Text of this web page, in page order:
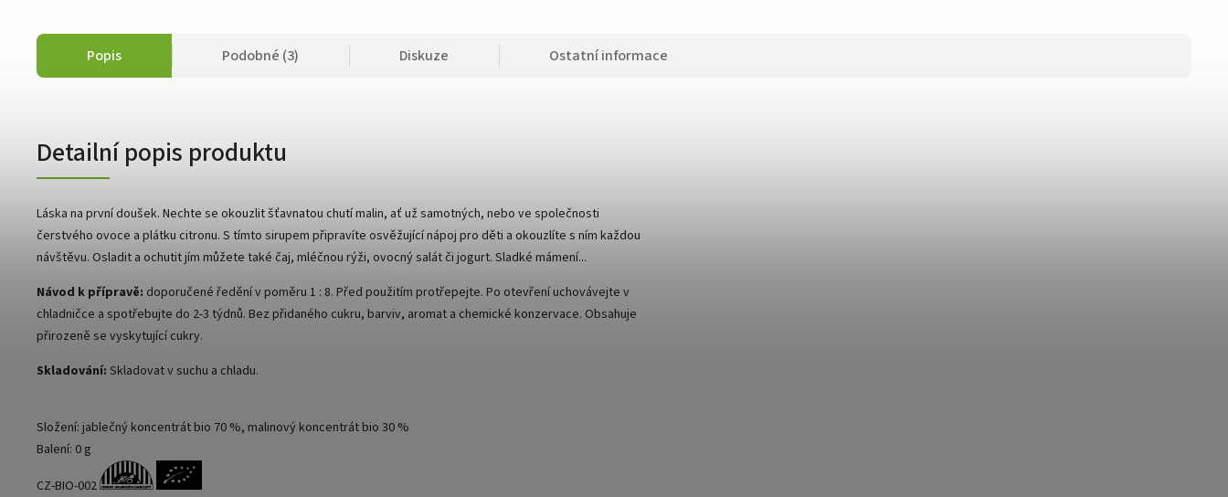
Popis Podobné (3) Diskuze Ostatní informace
Detailní popis produktu
Láska na první doušek. Nechte se okouzlit šťavnatou chutí malin, ať už samotných, nebo ve společnosti
čerstvého ovoce a plátku citronu. S tímto sirupem připravíte osvěžující nápoj pro děti a okouzlíte s ním každou
návštěvu. Osladit a ochutit jím můžete také čaj, mléčnou rýži, ovocný salát či jogurt. Sladké mámení...
Návod k přípravě: doporučené ředění v poměru 1 : 8. Před použitím protřepejte. Po otevření uchovávejte v
chladničce a spotřebujte do 2-3 týdnů. Bez přidaného cukru, barviv, aromat a chemické konzervace. Obsahuje
přirozeně se vyskytující cukry.
Skladování: Skladovat v suchu a chladu.
Složení: jablečný koncentrát bio 70 %, malinový koncentrát bio 30 %
Balení: 0 g
CZ-BIO-002